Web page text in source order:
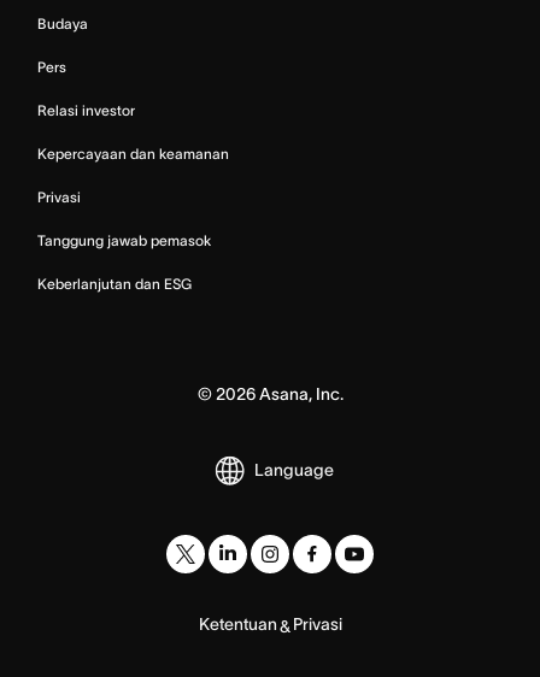
Budaya
Pers
Relasi investor
Kepercayaan dan keamanan
Privasi
Tanggung jawab pemasok
Keberlanjutan dan ESG
©2026Asana, Inc.
Language
Ketentuan& Privasi